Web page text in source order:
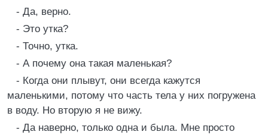
- Да, верно.
- Это утка?
- Точно, утка.
- А почему она такая маленькая?
- Когда они плывут, они всегда кажутся
маленькими, потому что часть тела у них погружена
в воду. Но вторую я не вижу.
- Да наверно, только одна и была. Мне просто